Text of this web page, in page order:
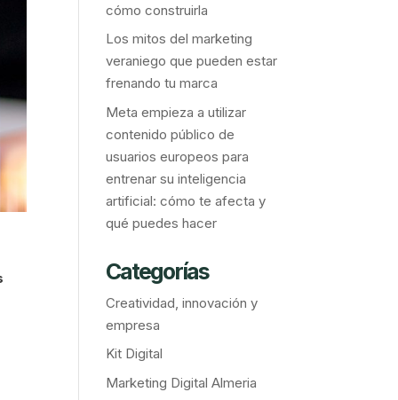
cómo construirla
Los mitos del marketing
veraniego que pueden estar
frenando tu marca
Meta empieza a utilizar
contenido público de
usuarios europeos para
entrenar su inteligencia
artificial: cómo te afecta y
qué puedes hacer
Categorías
Creatividad, innovación y
empresa
Kit Digital
Marketing Digital Almeria